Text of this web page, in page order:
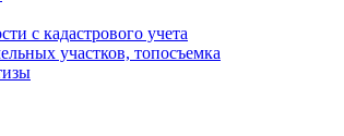
с кадастрового учета
участков, топосъемка